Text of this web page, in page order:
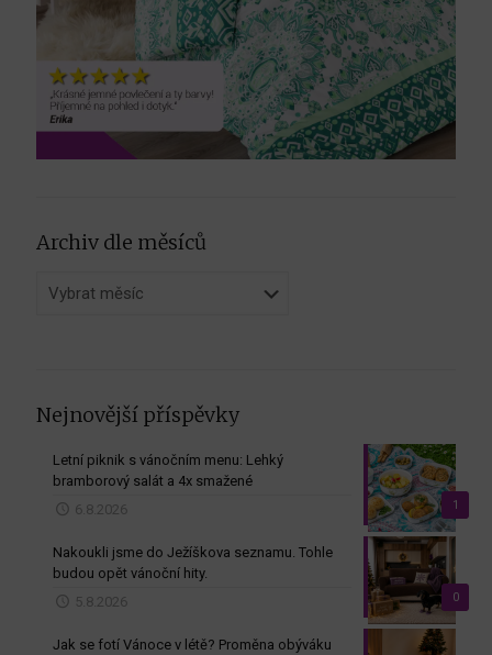
Archiv dle měsíců
dle
Nejnovější příspěvky
1
Letní piknik s vánočním menu: Lehký
bramborový salát a 4x smažené
6.8.2026
0
Nakoukli jsme do Ježíškova seznamu. Tohle
budou opět vánoční hity.
5.8.2026
Jak se fotí Vánoce v létě? Proměna obýváku